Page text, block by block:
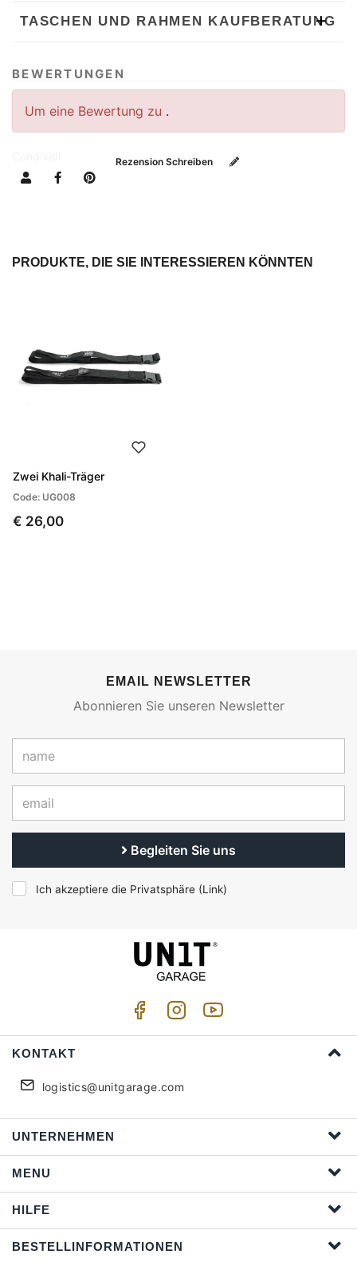
TASCHEN UND RAHMEN KAUFBERATUNG
BEWERTUNGEN
Um eine Bewertung zu .
Rezension Schreiben
PRODUKTE, DIE SIE INTERESSIEREN KÖNNTEN
Zwei Khali-Träger
Code: UG008
€ 26,00
EMAIL NEWSLETTER
Abonnieren Sie unseren Newsletter
Begleiten Sie uns
Ich akzeptiere die Privatsphäre (Link)
KONTAKT
logistics@unitgarage.com
UNTERNEHMEN
MENU
HILFE
BESTELLINFORMATIONEN